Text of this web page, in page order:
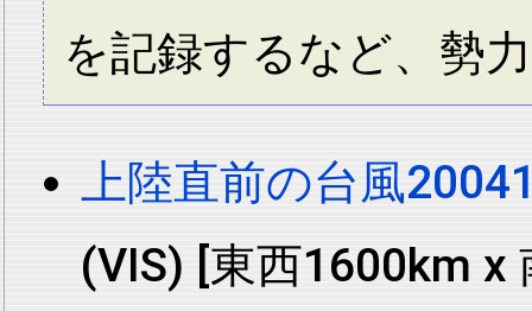
を記録するなど、勢
上陸直前の台風
(VIS) [東西1600km x